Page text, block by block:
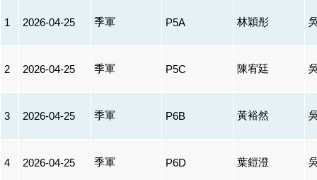
1 2026-04-25 季軍 P5A 林穎彤
2 2026-04-25 季軍 P5C 陳宥廷
3 2026-04-25 季軍 P6B 黃裕然
4 2026-04-25 季軍 P6D 葉鎧澄